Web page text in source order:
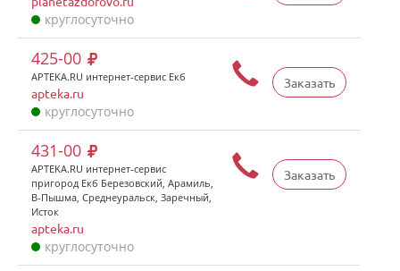
круглосуточно
Заказать
425-00
APTEKA.RU интернет-сервис Екб
apteka.ru
круглосуточно
Заказать
431-00
APTEKA.RU интернет-сервис
пригород Екб Березовский, Арамиль,
В-Пышма, Среднеуральск, Заречный,
Исток
apteka.ru
круглосуточно